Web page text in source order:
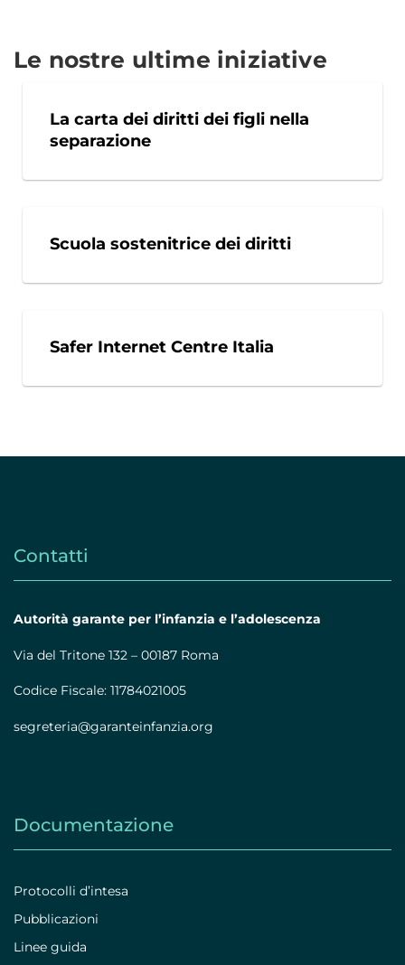
Le nostre ultime iniziative
La carta dei diritti dei figli nella
separazione
Scuola sostenitrice dei diritti
Safer Internet Centre Italia
Contatti
Autorità garante per l’infanzia e l’adolescenza
Via del Tritone 132 – 00187 Roma
Codice Fiscale: 11784021005
segreteria@garanteinfanzia.org
Documentazione
Protocolli d’intesa
Pubblicazioni
Linee guida